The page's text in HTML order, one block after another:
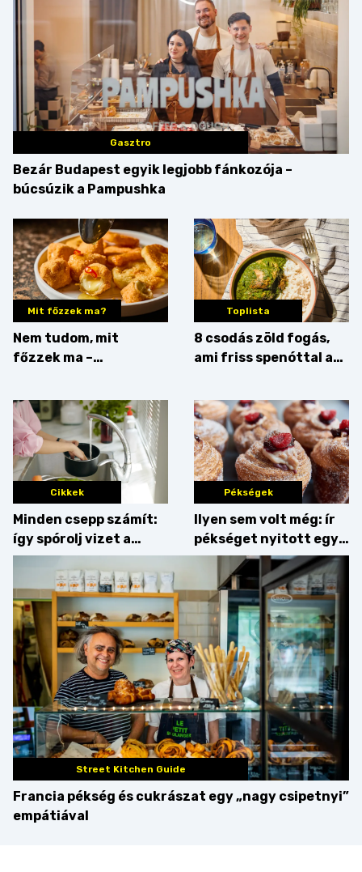
Gasztro
Bezár Budapest egyik legjobb fánkozója –
búcsúzik a Pampushka
Mit főzzek ma?
Nem tudom, mit
főzzek ma –
camembert
Toplista
8 csodás zöld fogás,
ami friss spenóttal az
Cikkek
Minden csepp számít:
így spórolj vizet a
konyhában
Pékségek
Ilyen sem volt még: ír
pékséget nyitott egy
Dublinból hazatért pár
Street Kitchen Guide
Francia pékség és cukrászat egy „nagy csipetnyi”
empátiával